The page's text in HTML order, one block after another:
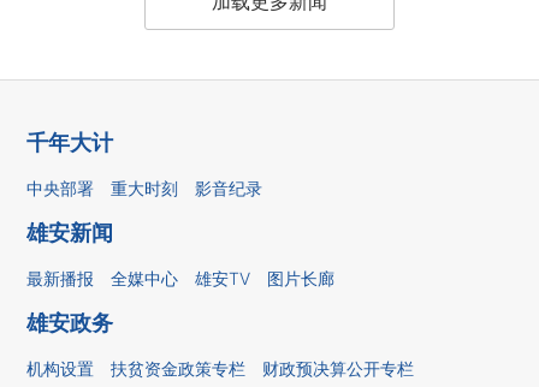
千年大计
中央部署 重大时刻 影音纪录
雄安新闻
最新播报 全媒中心 雄安TV 图片长廊
雄安政务
机构设置 扶贫资金政策专栏
财政预决算公开专栏